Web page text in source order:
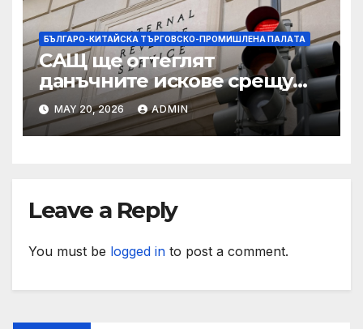
БЪЛГАРО-КИТАЙСКА ТЪРГОВСКО-ПРОМИШЛЕНА ПАЛAТА
САЩ ще оттеглят
данъчните искове срещу
Тръмп „завинаги“ в
сделката за съдебно дело с
IRS
MAY 20, 2026 ADMIN
Leave a Reply
You must be logged in to post a comment.